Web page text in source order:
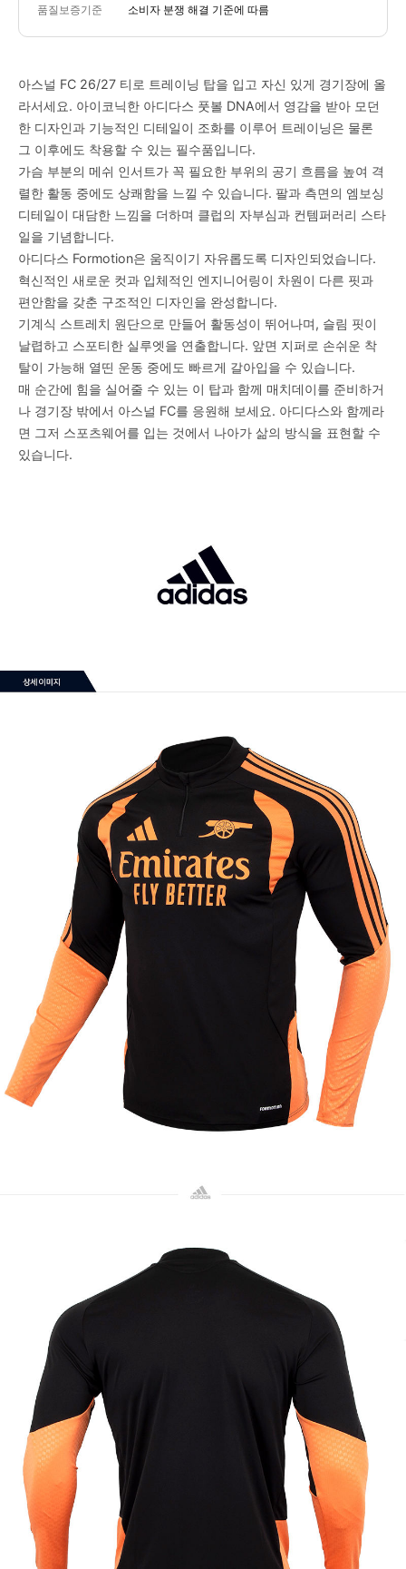
품질보증기준 소비자 분쟁 해결 기준에 따름
아스널 FC 26/27 티로 트레이닝 탑을 입고 자신 있게 경기장에 올
라서세요. 아이코닉한 아디다스 풋볼 DNA에서 영감을 받아 모던
한 디자인과 기능적인 디테일이 조화를 이루어 트레이닝은 물론
그 이후에도 착용할 수 있는 필수품입니다.
가슴 부분의 메쉬 인서트가 꼭 필요한 부위의 공기 흐름을 높여 격
렬한 활동 중에도 상쾌함을 느낄 수 있습니다. 팔과 측면의 엠보싱
디테일이 대담한 느낌을 더하며 클럽의 자부심과 컨템퍼러리 스타
일을 기념합니다.
아디다스 Formotion은 움직이기 자유롭도록 디자인되었습니다.
혁신적인 새로운 컷과 입체적인 엔지니어링이 차원이 다른 핏과
편안함을 갖춘 구조적인 디자인을 완성합니다.
기계식 스트레치 원단으로 만들어 활동성이 뛰어나며, 슬림 핏이
날렵하고 스포티한 실루엣을 연출합니다. 앞면 지퍼로 손쉬운 착
탈이 가능해 열띤 운동 중에도 빠르게 갈아입을 수 있습니다.
매 순간에 힘을 실어줄 수 있는 이 탑과 함께 매치데이를 준비하거
나 경기장 밖에서 아스널 FC를 응원해 보세요. 아디다스와 함께라
면 그저 스포츠웨어를 입는 것에서 나아가 삶의 방식을 표현할 수
있습니다.